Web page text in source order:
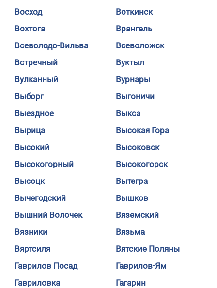
Восход
Воткинск
Вохтога
Врангель
Всеволодо-Вильва
Всеволожск
Встречный
Вуктыл
Вулканный
Вурнары
Выборг
Выгоничи
Выездное
Выкса
Вырица
Высокая Гора
Высокий
Высоковск
Высокогорный
Высокогорск
Высоцк
Вытегра
Вычегодский
Вышков
Вышний Волочек
Вяземский
Вязники
Вязьма
Вяртсиля
Вятские Поляны
Гаврилов Посад
Гаврилов-Ям
Гавриловка
Гагарин